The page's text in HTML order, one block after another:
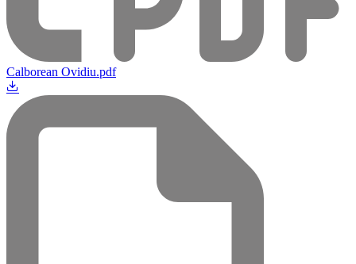
Calborean Ovidiu.pdf